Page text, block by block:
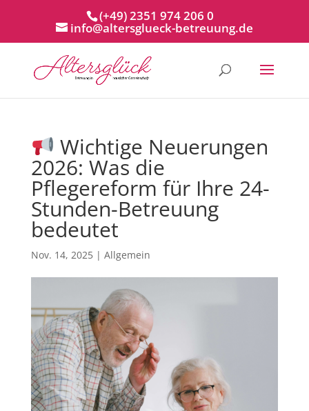
(+49) 2351 974 206 0
info@altersglueck-betreuung.de
Wichtige Neuerungen
2026: Was die
Pflegereform für Ihre 24-
Stunden-Betreuung
bedeutet
Nov. 14, 2025| Allgemein